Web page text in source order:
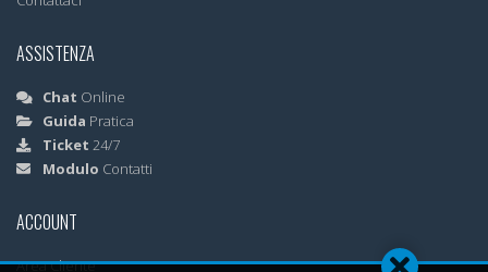
ASSISTENZA
Chat Online
Guida Pratica
Ticket 24/7
Modulo Contatti
ACCOUNT
Area Cliente